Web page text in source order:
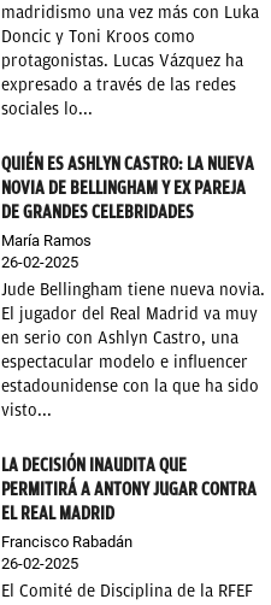
madridismo una vez más con Luka
Doncic y Toni Kroos como
protagonistas. Lucas Vázquez ha
expresado a través de las redes
sociales lo...
QUIÉN ES ASHLYN CASTRO: LA NUEVA
NOVIA DE BELLINGHAM Y EX PAREJA
DE GRANDES CELEBRIDADES
María Ramos
26-02-2025
Jude Bellingham tiene nueva novia.
El jugador del Real Madrid va muy
en serio con Ashlyn Castro, una
espectacular modelo e influencer
estadounidense con la que ha sido
visto...
LA DECISIÓN INAUDITA QUE
PERMITIRÁ A ANTONY JUGAR CONTRA
EL REAL MADRID
Francisco Rabadán
26-02-2025
El Comité de Disciplina de la RFEF